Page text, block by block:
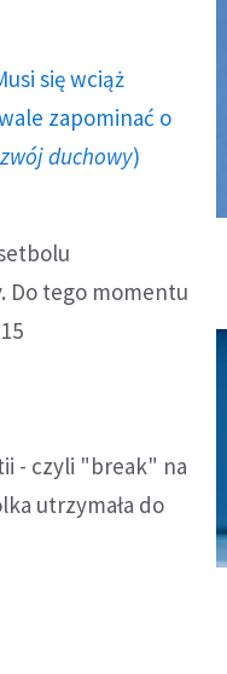
się wciąż
zapominać o
duchowy)
Do tego momentu
- czyli "break" na
utrzymała do